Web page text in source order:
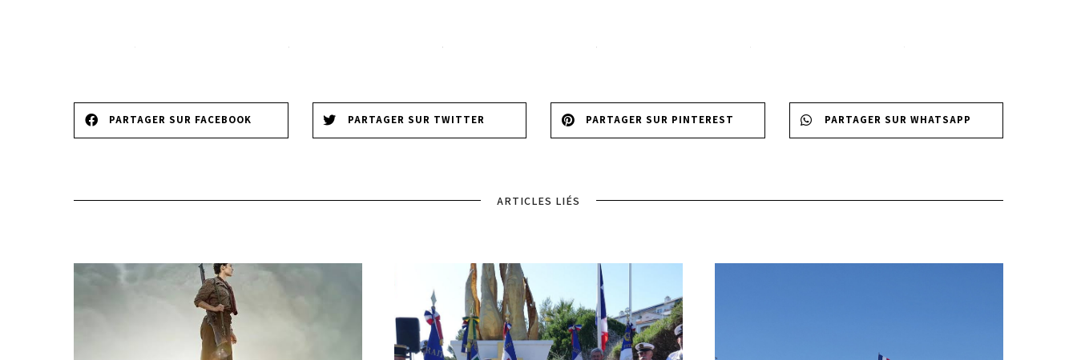
PARTAGER SUR FACEBOOK PARTAGER SUR TWITTER PARTAGER SUR PINTEREST PARTAGER SUR WHATSAPP
ARTICLES LIÉS